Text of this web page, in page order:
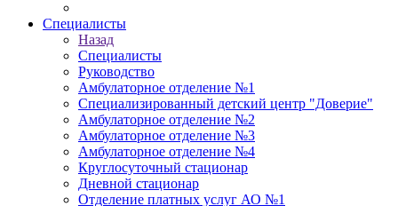
Специалисты
Назад
Специалисты
Руководство
Амбулаторное отделение №1
Специализированный детский центр "Доверие"
Амбулаторное отделение №2
Амбулаторное отделение №3
Амбулаторное отделение №4
Круглосуточный стационар
Дневной стационар
Отделение платных услуг АО №1